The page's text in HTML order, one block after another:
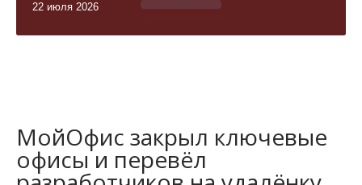
22 июля 2026
МойОфис закрыл ключевые
офисы и перевёл